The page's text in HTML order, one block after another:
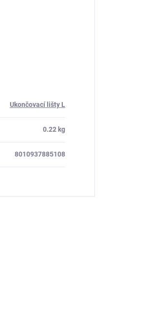
Ukončovací lišty L
0.22 kg
8010937885108